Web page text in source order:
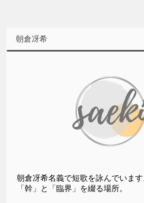
朝倉冴希
朝倉冴希名義で短歌を詠んでいま
「幹」と「臨界」を綴る場所。